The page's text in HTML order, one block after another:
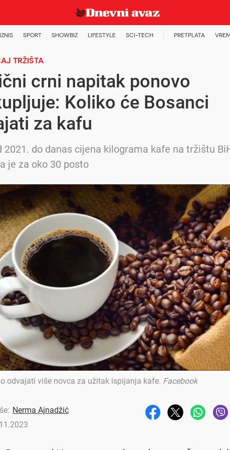
SPORT SHOWBIZ LIFESTYLE SCI-TECH PRETPLATA
TRŽIŠTA
crni napitak ponovo
Koliko će Bosanci
za kafu
2021. do danas cijena kilograma kafe na tržištu
je za oko 30 posto
odvajati više novca za užitak ispijanja kafe. Facebook
Nerma Ajnadžić